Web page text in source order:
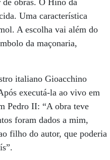
de obras. O Hino da
Uma característica
A escolha vai além do
da maçonaria,
italiano Gioacchino
executá-la ao vivo em
Pedro II: “A obra teve
foram dados a mim,
filho do autor, que poderia